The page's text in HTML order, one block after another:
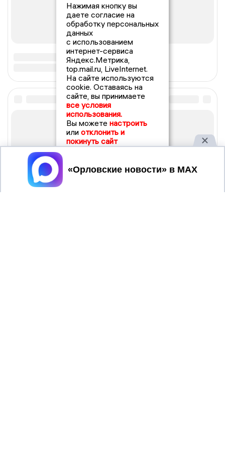
Нажимая кнопку вы
даете согласие на
обработку персональных
данных
с использованием
интернет-сервиса
Яндекс.Метрика,
top.mail.ru, LiveInternet.
На сайте используются
cookie. Оставаясь на
сайте, вы принимаете
все условия
использования.
Вы можете настроить
или отклонить и
покинуть сайт
Принять